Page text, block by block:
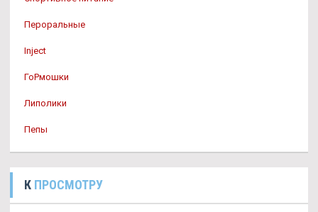
Пероральные
Inject
ГоРмошки
Липолики
Пепы
К ПРОСМОТРУ